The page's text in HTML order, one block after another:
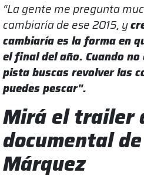
“La gente me pregunta
cambiaría de ese 2015, y
cambiaría es la forma en
el final del año. Cuando
pista buscas revolver las
puedes pescar".
Mirá el trailer
documental
Márquez